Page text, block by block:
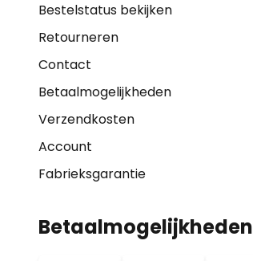
Bestelstatus bekijken
Retourneren
Contact
Betaalmogelijkheden
Verzendkosten
Account
Fabrieksgarantie
Betaalmogelijkheden